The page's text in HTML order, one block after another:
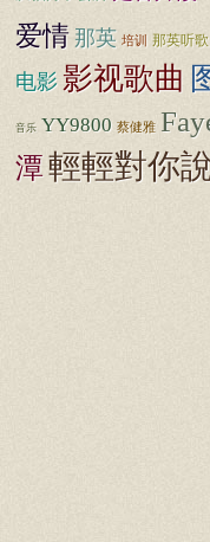
爱情 那英 培训 那英听歌
电影 影视歌曲
音乐 YY9800 蔡健雅
潭輕輕對你